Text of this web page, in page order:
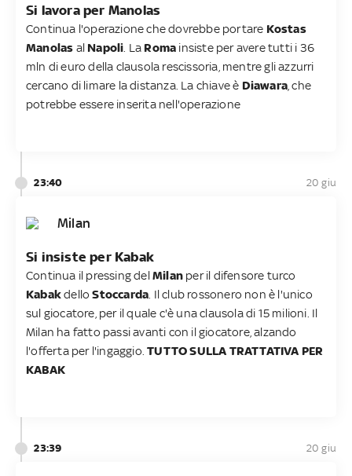
Si lavora per Manolas
Continua l'operazione che dovrebbe portare Kostas
Manolas al Napoli . La Roma insiste per avere tutti i 36
mln di euro della clausola rescissoria, mentre gli azzurri
cercano di limare la distanza. La chiave è Diawara , che
potrebbe essere inserita nell'operazione
23:40 20 giu
Milan
Si insiste per Kabak
Continua il pressing delMilan per il difensore turco
KabakdelloStoccarda . Il club rossonero non è l'unico
sul giocatore, per il quale c'è una clausola di 15 milioni. Il
Milan ha fatto passi avanti con il giocatore, alzando
l'offerta per l'ingaggio.TUTTO SULLA TRATTATIVA PER
KABAK
23:39 20 giu